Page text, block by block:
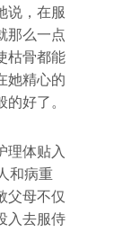
说，在服
那么一点
枯骨都能
她精心的
好了。
理体贴入
和病重
父母不仅
入去服侍